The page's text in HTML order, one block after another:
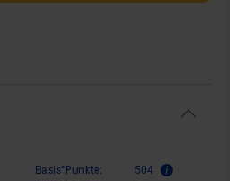
Basis°Punkte:
504